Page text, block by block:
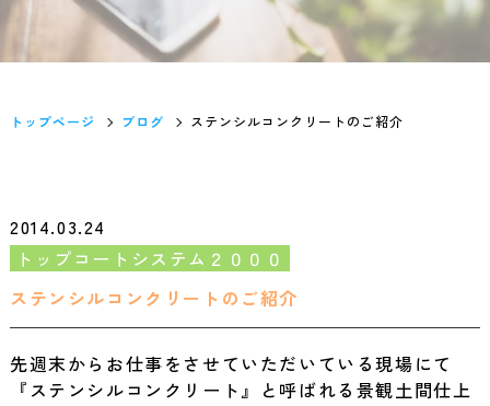
トップページ ブログ ステンシルコンクリートのご紹介
2014.03.24
トップコートシステム２０００
ステンシルコンクリートのご紹介
先週末からお仕事をさせていただいている現場にて
『ステンシルコンクリート』と呼ばれる景観土間仕上